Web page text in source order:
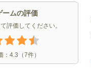
ームの評価
評価してください。
： 4.3 （7件）